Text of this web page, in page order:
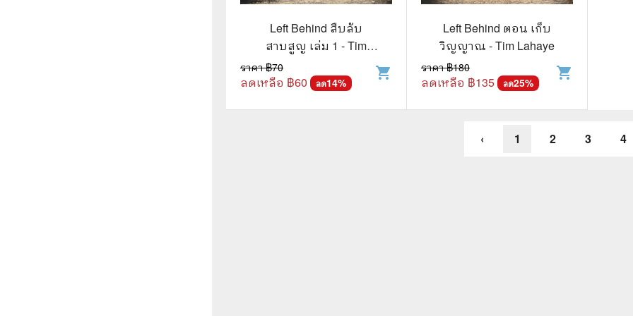
Left Behind สืบลับ
สาบสูญ เล่ม 1 - Tim
Lahaye, Jerry B.
Jennkins
ราคา ฿70
ลดเหลือ ฿60 ลด14%
shopping_cart
Left Behind ตอน เก็บ
วิญญาณ - Tim Lahaye
ราคา ฿180
ลดเหลือ ฿135 ลด25%
shopping_cart
‹ 1 2 3 4